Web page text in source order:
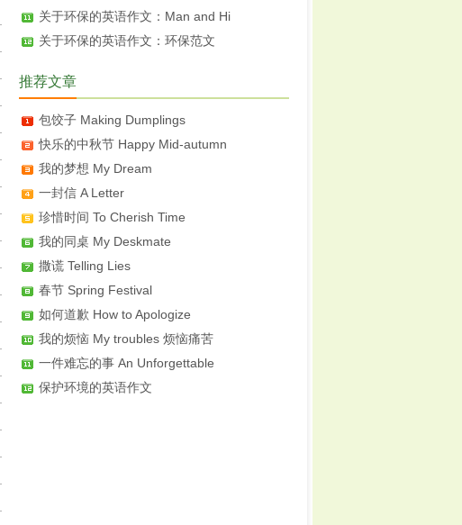
关于环保的英语作文：Man and Hi
关于环保的英语作文：环保范文
推荐文章
包饺子 Making Dumplings
快乐的中秋节 Happy Mid-autumn
我的梦想 My Dream
一封信 A Letter
珍惜时间 To Cherish Time
我的同桌 My Deskmate
撒谎 Telling Lies
春节 Spring Festival
如何道歉 How to Apologize
我的烦恼 My troubles 烦恼痛苦
一件难忘的事 An Unforgettable
保护环境的英语作文